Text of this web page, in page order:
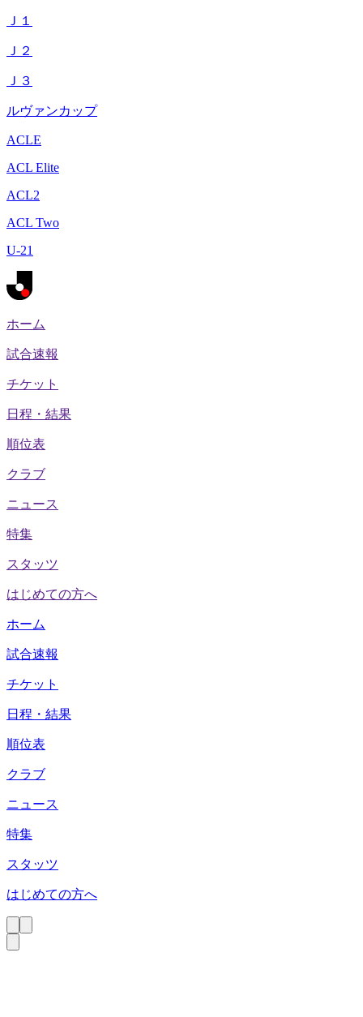
Ｊ１
Ｊ２
Ｊ３
ルヴァンカップ
ACLE
ACL Elite
ACL2
ACL Two
U-21
ホーム
試合速報
チケット
日程・結果
順位表
クラブ
ニュース
特集
スタッツ
はじめての方へ
ホーム
試合速報
チケット
日程・結果
順位表
クラブ
ニュース
特集
スタッツ
はじめての方へ